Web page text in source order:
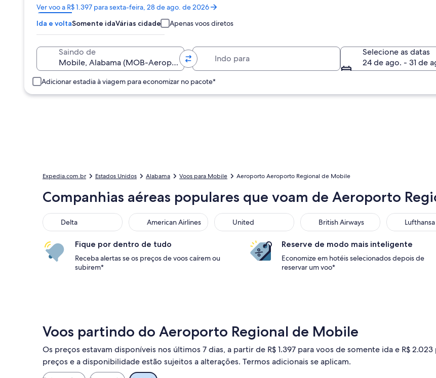
Ver voo a R$ 1.397 para sexta-feira, 28 de ago. de 2026
Abre
em
uma
nova
Ida e voltaSomente idaVárias cidades Apenas voos diretos
Saindo de
Selecione as datas
24 de ago. - 31 de
Adicionar estadia à viagem para economizar no pacote*
Expedia.com.br Estados Unidos Alabama Voos para Mobile Aeroporto Aeroporto Regional de Mobile
Companhias aéreas populares que voam de Aeroporto
Delta American Airlines United British Airways Lufthansa
Fique por dentro de tudo
Receba alertas se os preços de voos caírem ou
subirem*
Reserve de modo mais inteligente
Economize em hotéis selecionados depois de
reservar um voo*
Voos partindo do Aeroporto Regional de Mobile
Os preços estavam disponíveis nos últimos 7 dias, a partir de R$ 1.397 para voos de somente ida e R$
preços e a disponibilidade estão sujeitos a alterações. Termos adicionais se aplicam.